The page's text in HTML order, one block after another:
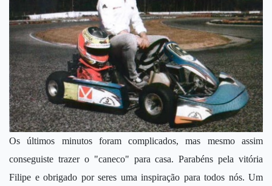
Os últimos minutos foram complicados, mas mesmo assim
conseguiste trazer o "caneco" para casa. Parabéns pela vitória
Filipe e obrigado por seres uma inspiração para todos nós. Um